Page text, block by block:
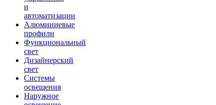
и
автоматизации
Алюминиевые
профили
Функциональный
свет
Дизайнерский
свет
Системы
освещения
Наружное